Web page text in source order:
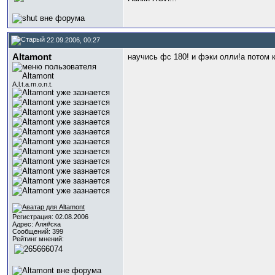
22.09.2006, 00:27
Altamont
A.l.t.a.m.o.n.t.
Регистрация: 02.08.2006
Адрес: Аля#ска
Сообщений: 399
Рейтинг мнений:
научись фс 180! и фэки олли!а потом